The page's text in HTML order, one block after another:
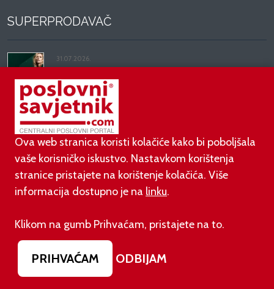
SUPERPRODAVAČ
31.07.2026.
vrijeme i dugoročnu vrijednost
27.07.2026.
Zašto slanje poruka ne funkcionira kod 70 %
trgovaca (i kako to promijeniti)
14.07.2026.
Filip Macukić: AI pismenost postaje nova prodajna
Miljenko Bošković: Najveća prodajna pogreška je
pomisliti da je 'ne' kraj razgovora
Ova web stranica koristi kolačiće kako bi poboljšala
vaše korisničko iskustvo. Nastavkom korištenja
stranice pristajete na korištenje kolačića. Više
informacija dostupno je na linku.
Klikom na gumb Prihvaćam, pristajete na to.
PRIHVAĆAM ODBIJAM